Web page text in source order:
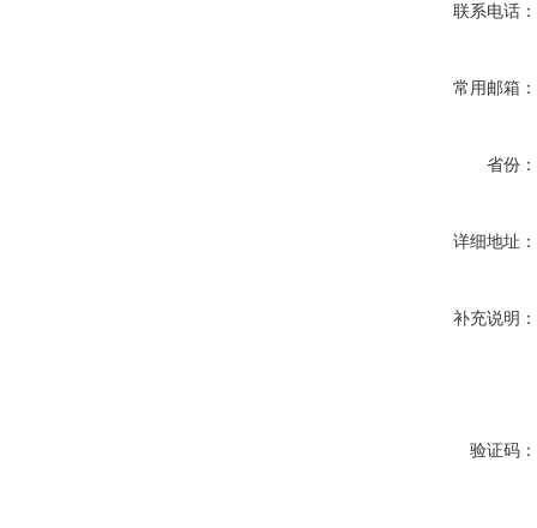
联系电话：
常用邮箱：
省份：
详细地址：
补充说明：
验证码：